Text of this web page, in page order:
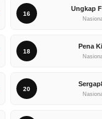
16
Ungkap
18
Pena
20